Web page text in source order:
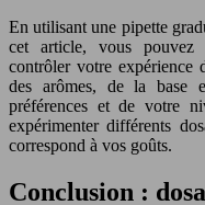
En utilisant une pipette
cet article, vous pouvez
contrôler votre expérience
des arômes, de la base
préférences et de votre
expérimenter différents
correspond à vos goûts.
Conclusion :